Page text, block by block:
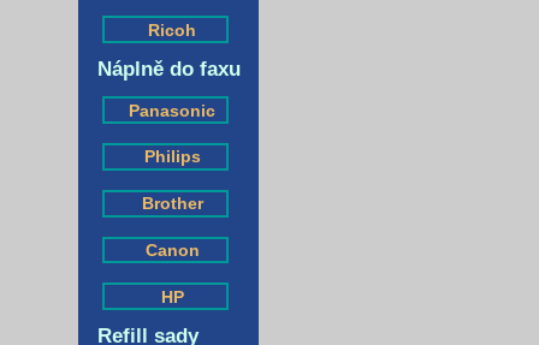
Ricoh
Náplně do faxu
Panasonic
Philips
Brother
Canon
HP
Refill sady